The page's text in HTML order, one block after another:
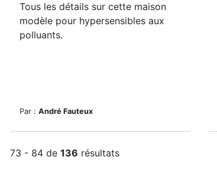
Tous les détails sur cette maison
modèle pour hypersensibles aux
polluants.
Par : André Fauteux
73 - 84 de 136 résultats